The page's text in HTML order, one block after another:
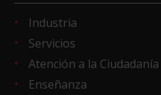
Industria
Servicios
Atención a la Ciudadanía
Enseñanza